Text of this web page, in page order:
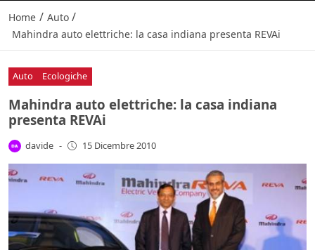
Home / Auto /
Mahindra auto elettriche: la casa indiana presenta REVAi
Auto Ecologiche
Mahindra auto elettriche: la casa indiana
presenta REVAi
davide - 15 Dicembre 2010